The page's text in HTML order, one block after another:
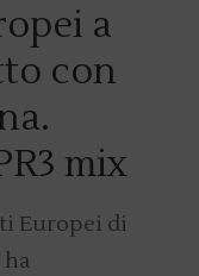
a
con
mix
Europei di
ha